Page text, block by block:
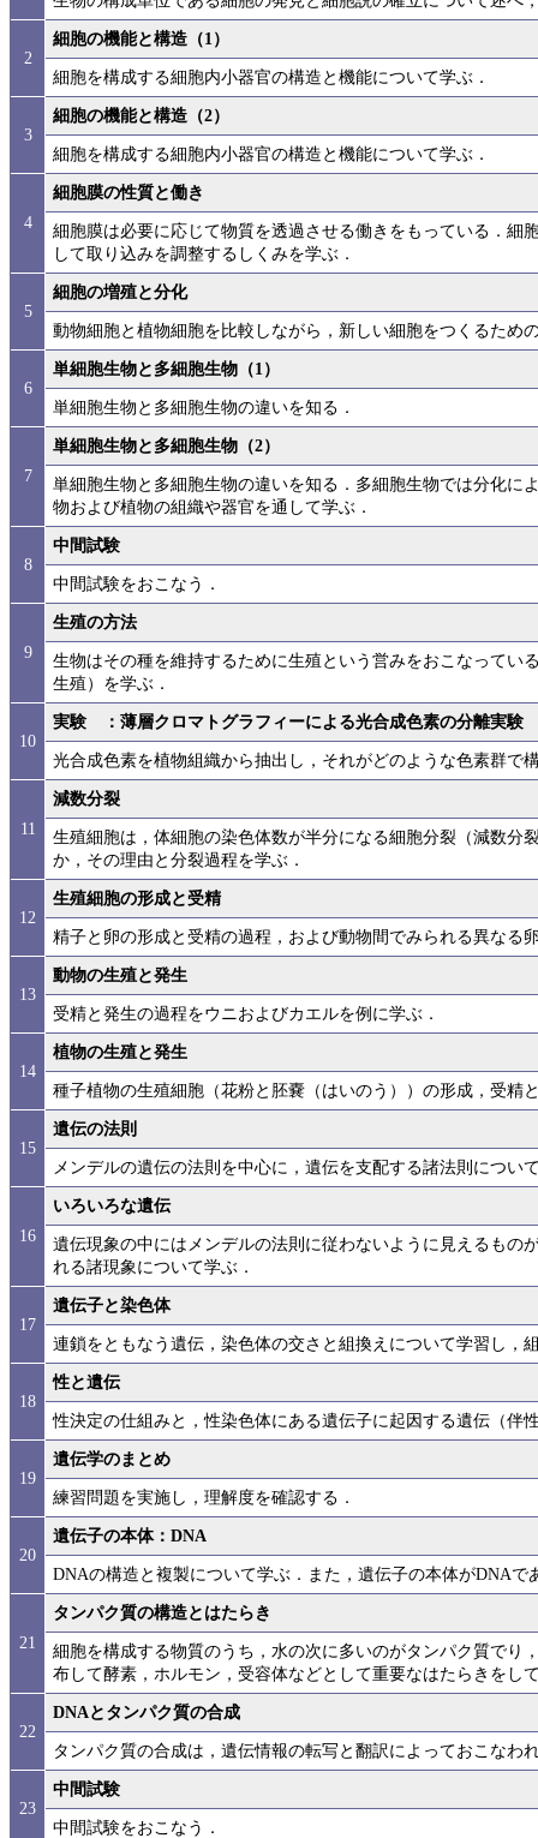
2
細胞の機能と構造（1）
細胞を構成する細胞内小器官の構造と機能について学ぶ．
3
細胞の機能と構造（2）
細胞を構成する細胞内小器官の構造と機能について学ぶ．
4
細胞膜の性質と働き
細胞膜は必要に応じて物質を透過させる働きをもっている．細
して取り込みを調整するしくみを学ぶ．
5
細胞の増殖と分化
動物細胞と植物細胞を比較しながら，新しい細胞をつくるため
6
単細胞生物と多細胞生物（1）
単細胞生物と多細胞生物の違いを知る．
7
単細胞生物と多細胞生物（2）
単細胞生物と多細胞生物の違いを知る．多細胞生物では分化に
物および植物の組織や器官を通して学ぶ．
8
中間試験
中間試験をおこなう．
9
生殖の方法
生物はその種を維持するために生殖という営みをおこなってい
生殖）を学ぶ．
10
実験 ：薄層クロマトグラフィーによる光合成色素の分離実験
光合成色素を植物組織から抽出し，それがどのような色素群で
11
減数分裂
生殖細胞は，体細胞の染色体数が半分になる細胞分裂（減数分
か，その理由と分裂過程を学ぶ．
12
生殖細胞の形成と受精
精子と卵の形成と受精の過程，および動物間でみられる異なる
13
動物の生殖と発生
受精と発生の過程をウニおよびカエルを例に学ぶ．
14
植物の生殖と発生
種子植物の生殖細胞（花粉と胚嚢（はいのう））の形成，受精
15
遺伝の法則
メンデルの遺伝の法則を中心に，遺伝を支配する諸法則につい
16
いろいろな遺伝
遺伝現象の中にはメンデルの法則に従わないように見えるもの
れる諸現象について学ぶ．
17
遺伝子と染色体
連鎖をともなう遺伝，染色体の交さと組換えについて学習し，
18
性と遺伝
性決定の仕組みと，性染色体にある遺伝子に起因する遺伝（伴
19
遺伝学のまとめ
練習問題を実施し，理解度を確認する．
20
遺伝子の本体：DNA
DNAの構造と複製について学ぶ．また，遺伝子の本体がDNA
21
タンパク質の構造とはたらき
細胞を構成する物質のうち，水の次に多いのがタンパク質でり
布して酵素，ホルモン，受容体などとして重要なはたらきをし
22
DNAとタンパク質の合成
タンパク質の合成は，遺伝情報の転写と翻訳によっておこなわ
23
中間試験
中間試験をおこなう．